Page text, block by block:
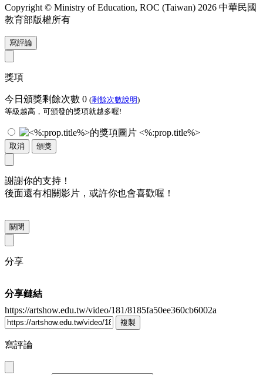
Copyright © Ministry of Education, ROC (Taiwan) 2026 中華民國
教育部版權所有
寫評論
獎項
今日頒獎剩餘次數 0 (剩餘次數說明)
等級越高，可頒發的獎項就越多喔!
<%:prop.title%>
取消 頒獎
謝謝你的支持！
後面還有相關影片，或許你也會喜歡喔！
關閉
分享
分享鏈結
https://artshow.edu.tw/video/181/8185fa50ee360cb6002a
複製
寫評論